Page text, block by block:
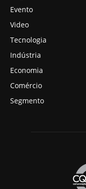
Evento
Video
Tecnologia
Indústria
Economia
Comércio
Segmento